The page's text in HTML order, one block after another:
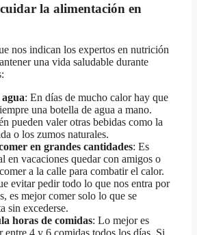
la alimentación en
nos indican los expertos en nutrición
una vida saludable durante
: En días de mucho calor hay que
una botella de agua a mano.
pueden valer otras bebidas como la
o los zumos naturales.
en grandes cantidades: Es
en vacaciones quedar con amigos o
a la calle para combatir el calor.
evitar pedir todo lo que nos entra por
es mejor comer solo lo que se
sin excederse.
horas de comidas: Lo mejor es